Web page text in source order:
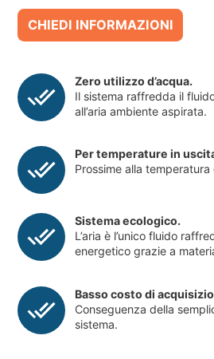
CHIEDI INFORMAZIONI
Zero utilizzo d’acqua.
Il sistema raffredda il
all’aria ambiente aspirata.
Per temperature in
Prossime alla temperatura
Sistema ecologico.
L’aria è l’unico fluido
energetico grazie a
Basso costo di
Conseguenza della
sistema.